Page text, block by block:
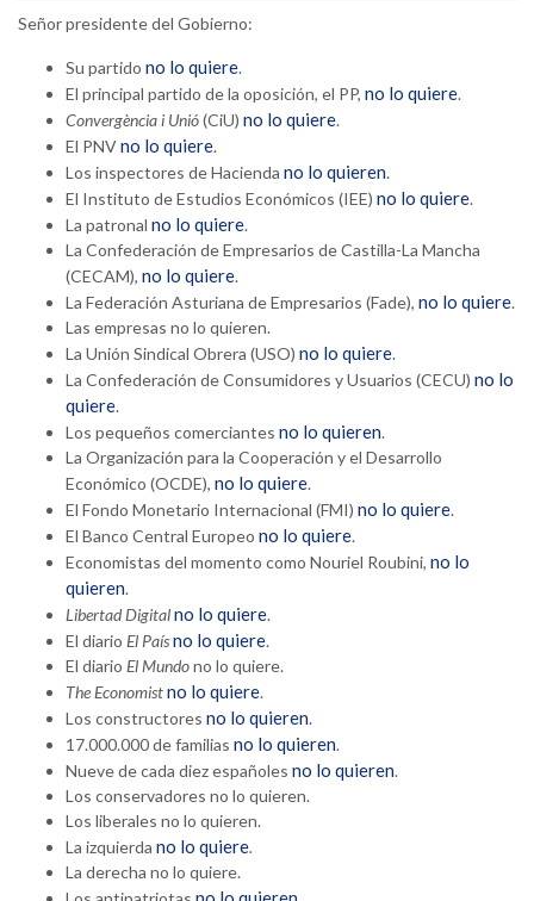
Señor presidente del Gobierno:
Su partido no lo quiere.
El principal partido de la oposición, el PP, no lo quiere.
Convergència i Unió(CiU) no lo quiere.
El PNVno lo quiere.
Los inspectores de Hacienda no lo quieren.
El Instituto de Estudios Económicos (IEE) no lo quiere.
La patronal no lo quiere.
La Confederación de Empresarios de Castilla-La Mancha
(CECAM), no lo quiere.
La Federación Asturiana de Empresarios (Fade), no lo quiere.
Las empresas no lo quieren.
La Unión Sindical Obrera (USO) no lo quiere.
La Confederación de Consumidores y Usuarios (CECU) no lo
quiere.
Los pequeños comerciantes no lo quieren.
La Organización para la Cooperación y el Desarrollo
Económico (OCDE), no lo quiere.
El Fondo Monetario Internacional (FMI) no lo quiere.
El Banco Central Europeo no lo quiere.
Economistas del momento como Nouriel Roubini, no lo
quieren.
Libertad Digitalno lo quiere.
El diario El Paísno lo quiere.
El diario El Mundono lo quiere.
The Economistno lo quiere.
Los constructores no lo quieren.
17.000.000 de familias no lo quieren.
Nueve de cada diez españoles no lo quieren.
Los conservadores no lo quieren.
Los liberales no lo quieren.
La izquierda no lo quiere.
La derecha no lo quiere.